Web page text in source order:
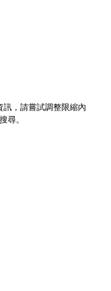
，請嘗試調整限縮內
尋。